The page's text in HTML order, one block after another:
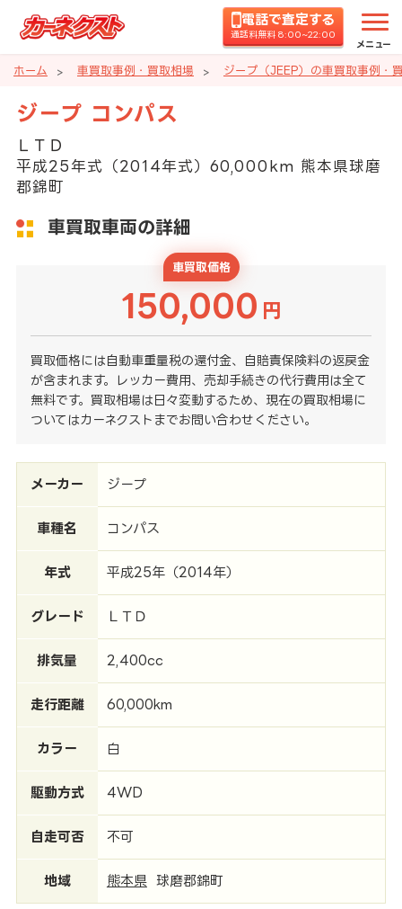
電話で査定する
通話料無料 8:00~22:00
メニュー
ホーム 車買取事例・買取相場 ジープ（JEEP）の車買取事例・
ジープ コンパス
ＬＴＤ
平成25年式（2014年式）60,000km 熊本県球磨
郡錦町
車買取車両の詳細
車買取価格
150,000 円
買取価格には自動車重量税の還付金、自賠責保険料の返戻金
が含まれます。レッカー費用、売却手続きの代行費用は全て
無料です。買取相場は日々変動するため、現在の買取相場に
ついてはカーネクストまでお問い合わせください。
メーカー ジープ
車種名 コンパス
年式 平成25年（2014年）
グレード ＬＴＤ
排気量 2,400cc
走行距離 60,000km
カラー 白
駆動方式 4WD
自走可否 不可
地域 熊本県 球磨郡錦町